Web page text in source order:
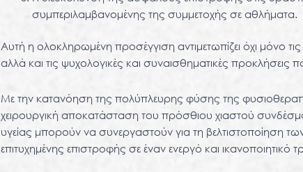
συμπεριλαμβανομένης της συμμετοχής σε αθλήματα.
Αυτή η ολοκληρωμένη προσέγγιση αντιμετωπίζει όχι μόνο
αλλά και τις ψυχολογικές και συναισθηματικές
Με την κατανόηση της πολύπλευρης φύσης της
χειρουργική αποκατάσταση του πρόσθιου χιαστού
υγείας μπορούν να συνεργαστούν για τη βελτιστοποίηση
επιτυχημένης επιστροφής σε έναν ενεργό και ικανοποιητικό